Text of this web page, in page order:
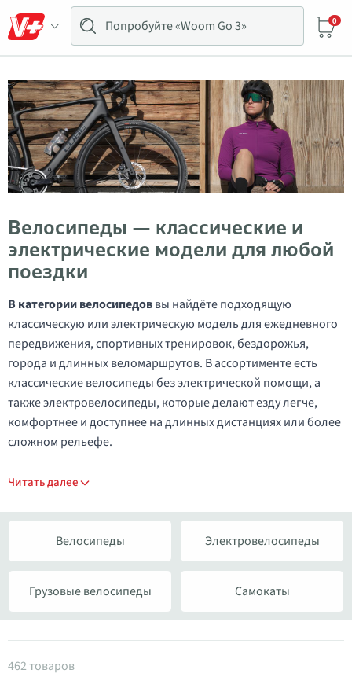
0
Велосипеды — классические и
электрические модели для любой
поездки
В категории велосипедоввы найдёте подходящую
классическую или электрическую модель для ежедневного
передвижения, спортивных тренировок, бездорожья,
города и длинных веломаршрутов. В ассортименте есть
классические велосипеды без электрической помощи, а
также электровелосипеды, которые делают езду легче,
комфортнее и доступнее на длинных дистанциях или более
сложном рельефе.
Читать далее
Велосипеды Электровелосипеды
Грузовые велосипеды Самокаты
Товары в категории Bелосипед
462 товаров